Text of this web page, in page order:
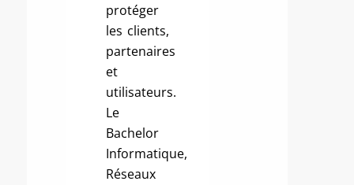
protéger
les clients,
partenaires
et
utilisateurs.
Le
Bachelor
Informatique,
Réseaux